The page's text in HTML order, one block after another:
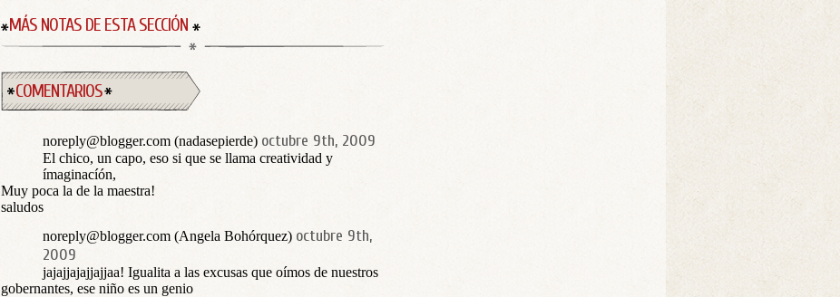
MÁS NOTAS DE ESTA SECCIÓN
COMENTARIOS
noreply@blogger.com (nadasepierde) octubre 9th, 2009
El chico, un capo, eso si que se llama creatividad y
ímaginacíón,
Muy poca la de la maestra!
saludos
noreply@blogger.com (Angela Bohórquez) octubre 9th,
2009
jajajjajajjajjaa! Igualita a las excusas que oímos de nuestros
gobernantes, ese niño es un genio